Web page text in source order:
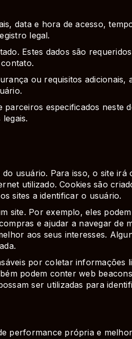
data e hora de acesso,
legal.
Estes dados são
ou requisitos adicionais,
especificados neste
usuário. Para isso, o site irá
utilizado. Cookies são
sites a identificar o usuário.
site. Por exemplo, eles
e ajudar a navegar de
aos seus interesses.
por coletar informações
podem conter web
ser utilizadas para
performance própria e